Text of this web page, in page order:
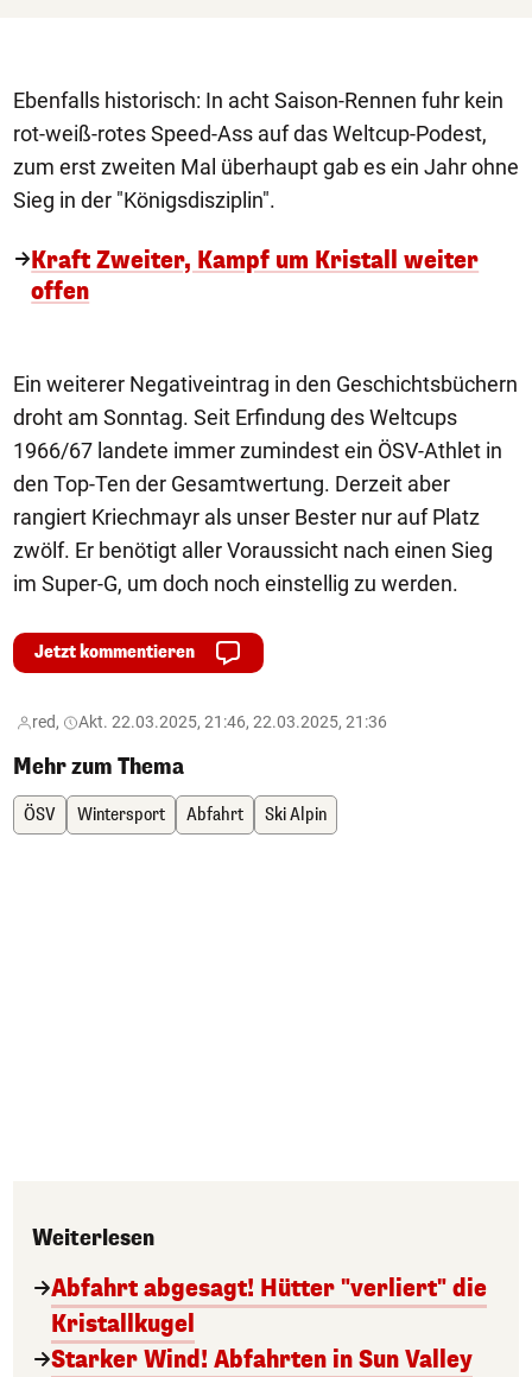
Ebenfalls historisch: In acht Saison-Rennen fuhr kein
rot-weiß-rotes Speed-Ass auf das Weltcup-Podest,
zum erst zweiten Mal überhaupt gab es ein Jahr ohne
Sieg in der "Königsdisziplin".
Kraft Zweiter, Kampf um Kristall weiter
offen
Ein weiterer Negativeintrag in den Geschichtsbüchern
droht am Sonntag. Seit Erfindung des Weltcups
1966/67 landete immer zumindest ein ÖSV-Athlet in
den Top-Ten der Gesamtwertung. Derzeit aber
rangiert Kriechmayr als unser Bester nur auf Platz
zwölf. Er benötigt aller Voraussicht nach einen Sieg
im Super-G, um doch noch einstellig zu werden.
Jetzt kommentieren
red, Akt. 22.03.2025, 21:46, 22.03.2025, 21:36
Mehr zum Thema
ÖSV Wintersport Abfahrt Ski Alpin
Weiterlesen
Abfahrt abgesagt! Hütter "verliert" die
Kristallkugel
Starker Wind! Abfahrten in Sun Valley